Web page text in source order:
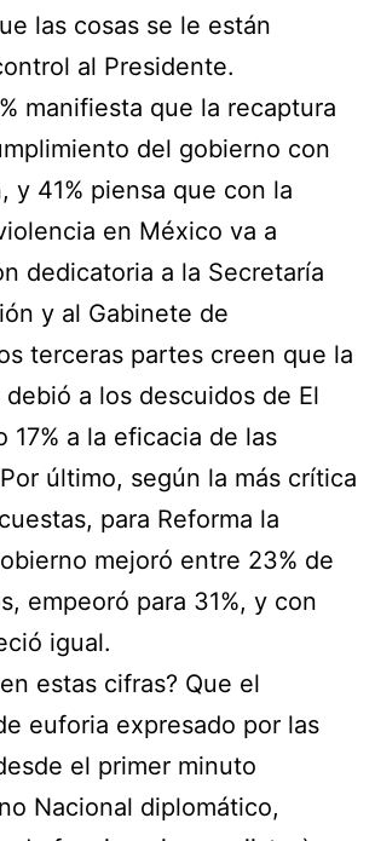
las cosas se le están
al Presidente.
manifiesta que la recaptura
del gobierno con
y 41% piensa que con la
en México va a
dedicatoria a la Secretaría
y al Gabinete de
terceras partes creen que la
a los descuidos de El
17% a la eficacia de las
último, según la más crítica
para Reforma la
mejoró entre 23% de
empeoró para 31%, y con
igual.
estas cifras? Que el
euforia expresado por las
el primer minuto
Nacional diplomático,